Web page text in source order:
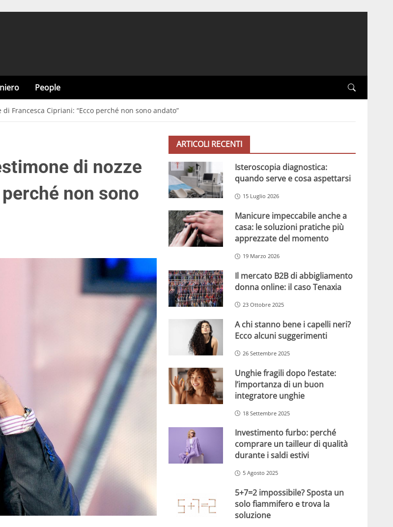
People
Francesca Cipriani: “Ecco perché non sono andato”
di nozze
non sono
ARTICOLI RECENTI
Isteroscopia diagnostica:
quando serve e cosa aspettarsi
15 Luglio 2026
Manicure impeccabile anche a
casa: le soluzioni pratiche più
apprezzate del momento
19 Marzo 2026
Il mercato B2B di abbigliamento
donna online: il caso Tenaxia
23 Ottobre 2025
A chi stanno bene i capelli neri?
Ecco alcuni suggerimenti
26 Settembre 2025
Unghie fragili dopo l’estate:
l’importanza di un buon
integratore unghie
18 Settembre 2025
Investimento furbo: perché
comprare un tailleur di qualità
durante i saldi estivi
5 Agosto 2025
5+7=2 impossibile? Sposta un
solo fiammifero e trova la
soluzione